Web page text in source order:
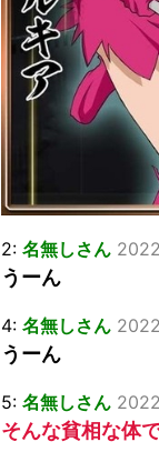
2: 名無しさん
うーん
4: 名無しさん
うーん
5: 名無しさん
そんな貧相な体